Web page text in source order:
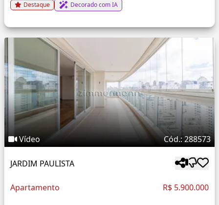
Destaque Decorado com IA
Vídeo Cód.: 288573
JARDIM PAULISTA
Apartamento R$ 5.900.000